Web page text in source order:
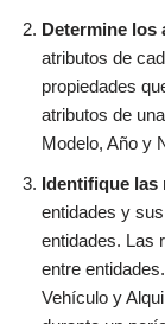
Determine los
atributos de
propiedades
atributos de
Modelo, Año y
Identifique las
entidades y
entidades. Las
entre
Vehículo y